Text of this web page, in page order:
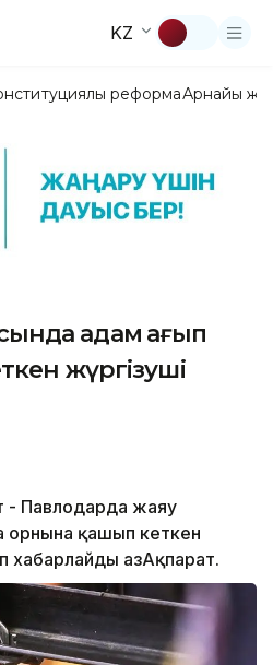
KZ
реформаАрнайы
адам қағып
жүргізуші
- Павлодарда жаяу
орнына қашып кеткен
хабарлайды ҚазАқпарат.